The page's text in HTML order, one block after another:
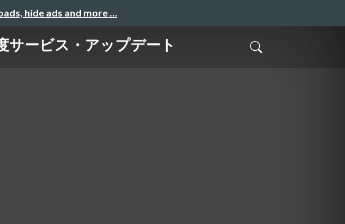
hide ads and more …
ービス・アップデート